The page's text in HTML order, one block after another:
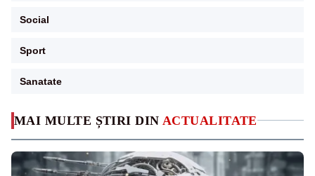
MAI MULTE ȘTIRI DIN ACTUALITATE
Social
Sport
Sanatate